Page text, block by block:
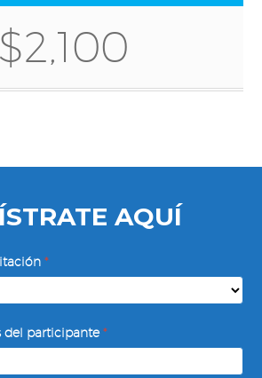
$2,100
AQUÍ
*
del participante*